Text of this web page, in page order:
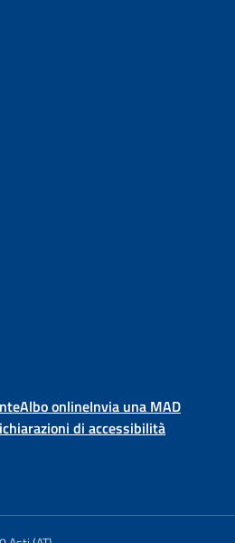
Albo onlineInvia una MAD
di accessibilità